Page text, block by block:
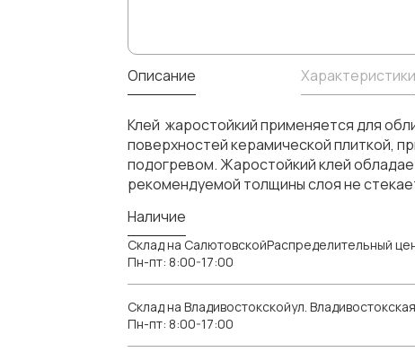
Описание Характеристики
Клей жаростойкий применяется для
поверхностей керамической плиткой,
подогревом. Жаростойкий клей
рекомендуемой толщины слоя не
Наличие
Склад на СалютовскойРаспределительный
Пн-пт: 8:00-17:00
Склад на Владивостокскойул.
Пн-пт: 8:00-17:00